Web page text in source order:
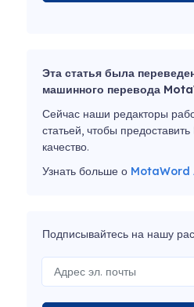
Эта статья была
машинного перевода
Сейчас наши редакторы
статьей, чтобы
качество.
Узнать больше о MotaWord
Подписывайтесь на нашу